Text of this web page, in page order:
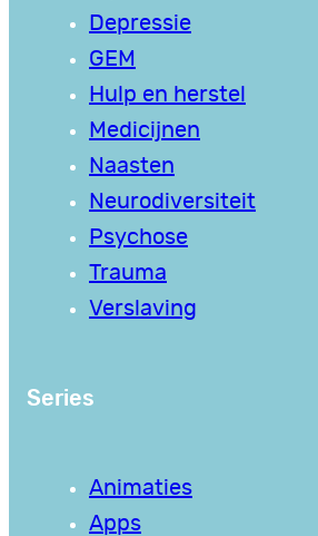
Depressie
GEM
Hulp en herstel
Medicijnen
Naasten
Neurodiversiteit
Psychose
Trauma
Verslaving
Series
Animaties
Apps